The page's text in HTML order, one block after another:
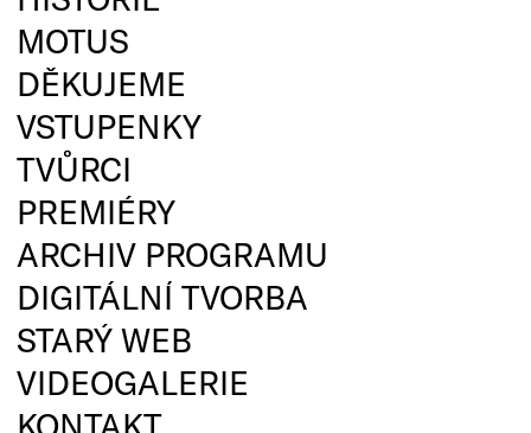
MOTUS
DĚKUJEME
VSTUPENKY
TVŮRCI
PREMIÉRY
ARCHIV PROGRAMU
DIGITÁLNÍ TVORBA
STARÝ WEB
VIDEOGALERIE